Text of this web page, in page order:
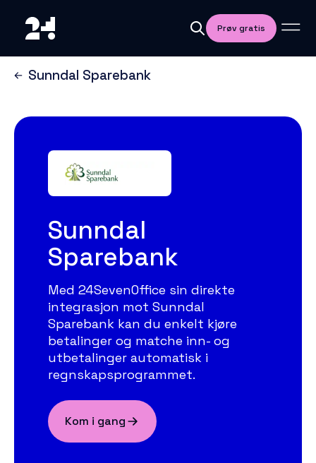
Prøv gratis
Sunndal Sparebank
Sunndal
Sparebank
Med 24SevenOffice sin direkte
integrasjon mot Sunndal
Sparebank kan du enkelt kjøre
betalinger og matche inn- og
utbetalinger automatisk i
regnskapsprogrammet.
Kom i gang